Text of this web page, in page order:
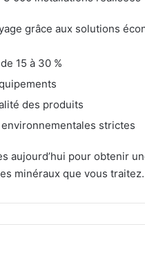
grâce aux solutions
15 à 30 %
des produits
strictes
aujourd’hui pour obtenir
minéraux que vous traitez.